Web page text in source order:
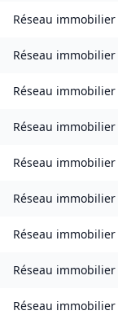
Réseau immobilier
Réseau immobilier
Réseau immobilier
Réseau immobilier
Réseau immobilier
Réseau immobilier
Réseau immobilier
Réseau immobilier
Réseau immobilier